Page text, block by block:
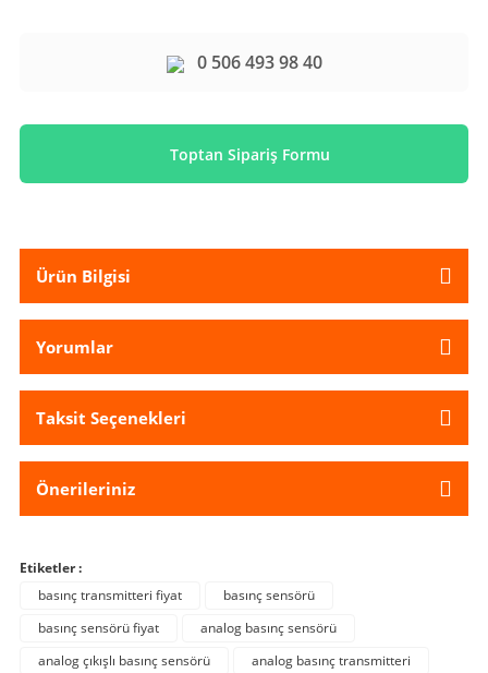
0 506 493 98 40
Toptan Sipariş Formu
Ürün Bilgisi
Yorumlar
Taksit Seçenekleri
Önerileriniz
Etiketler :
basınç transmitteri fiyat
basınç sensörü
basınç sensörü fiyat
analog basınç sensörü
analog çıkışlı basınç sensörü
analog basınç transmitteri